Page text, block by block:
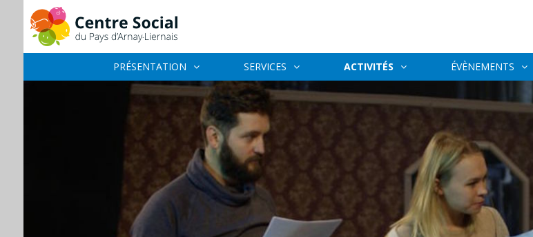
PRÉSENTATION SERVICES ACTIVITÉS ÉVÈNEMENTS